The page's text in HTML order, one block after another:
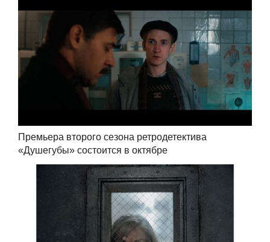
Премьера второго сезона ретродетектива
«Душегубы» состоится в октябре